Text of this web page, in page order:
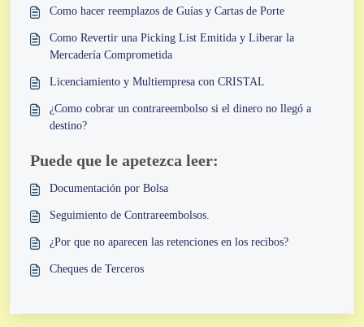
Como hacer reemplazos de Guías y Cartas de Porte
Como Revertir una Picking List Emitida y Liberar la
Mercadería Comprometida
Licenciamiento y Multiempresa con CRISTAL
¿Como cobrar un contrareembolso si el dinero no llegó a
destino?
Puede que le apetezca leer:
Documentación por Bolsa
Seguimiento de Contrareembolsos.
¿Por que no aparecen las retenciones en los recibos?
Cheques de Terceros